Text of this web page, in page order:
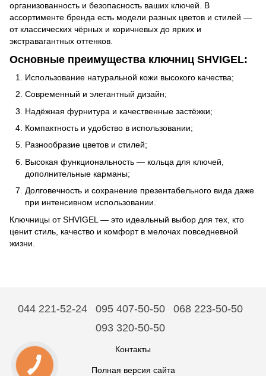
организованность и безопасность ваших ключей. В
ассортименте бренда есть модели разных цветов и стилей —
от классических чёрных и коричневых до ярких и
экстравагантных оттенков.
Основные преимущества ключниц SHVIGEL:
Использование натуральной кожи высокого качества;
Современный и элегантный дизайн;
Надёжная фурнитура и качественные застёжки;
Компактность и удобство в использовании;
Разнообразие цветов и стилей;
Высокая функциональность — кольца для ключей,
дополнительные карманы;
Долговечность и сохранение презентабельного вида даже
при интенсивном использовании.
Ключницы от SHVIGEL — это идеальный выбор для тех, кто
ценит стиль, качество и комфорт в мелочах повседневной
жизни.
044 221-52-24 095 407-50-50
068 223-50-50
093 320-50-50
Контакты
Полная версия сайта